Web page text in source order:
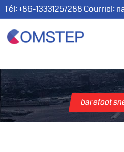
Tél: +86-13331257288 Courriel:
barefoot